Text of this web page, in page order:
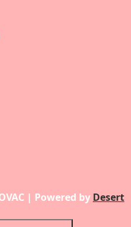
| Powered by Desert